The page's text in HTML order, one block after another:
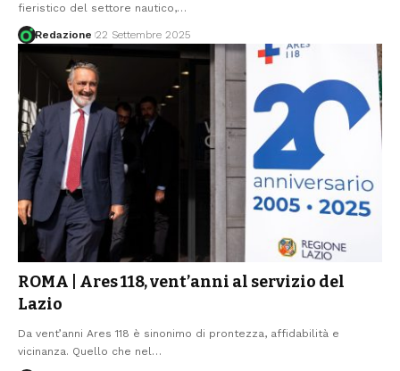
fieristico del settore nautico,…
Redazione 22 Settembre 2025
ROMA | Ares 118, vent’anni al servizio del
Lazio
Da vent’anni Ares 118 è sinonimo di prontezza, affidabilità e
vicinanza. Quello che nel …